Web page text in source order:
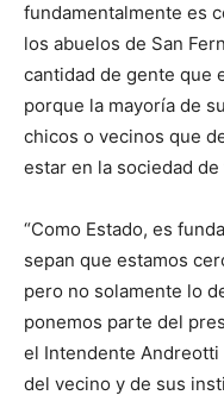
fundamentalmente es
los abuelos de San
cantidad de gente que
porque la mayoría de
chicos o vecinos que
estar en la sociedad
“Como Estado, es
sepan que estamos
pero no solamente lo
ponemos parte del
el Intendente
del vecino y de sus